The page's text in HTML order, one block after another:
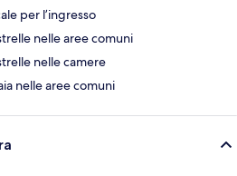
per l’ingresso
nelle aree comuni
nelle camere
nelle aree comuni